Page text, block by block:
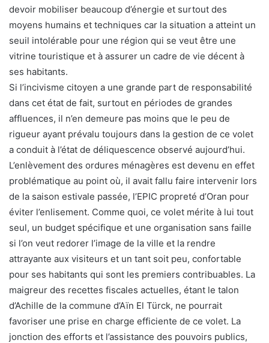
devoir mobiliser beaucoup d’énergie et surtout des
moyens humains et techniques car la situation a atteint un
seuil intolérable pour une région qui se veut être une
vitrine touristique et à assurer un cadre de vie décent à
ses habitants.
Si l’incivisme citoyen a une grande part de responsabilité
dans cet état de fait, surtout en périodes de grandes
affluences, il n’en demeure pas moins que le peu de
rigueur ayant prévalu toujours dans la gestion de ce volet
a conduit à l’état de déliquescence observé aujourd’hui.
L’enlèvement des ordures ménagères est devenu en effet
problématique au point où, il avait fallu faire intervenir lors
de la saison estivale passée, l’EPIC propreté d’Oran pour
éviter l’enlisement. Comme quoi, ce volet mérite à lui tout
seul, un budget spécifique et une organisation sans faille
si l’on veut redorer l’image de la ville et la rendre
attrayante aux visiteurs et un tant soit peu, confortable
pour ses habitants qui sont les premiers contribuables. La
maigreur des recettes fiscales actuelles, étant le talon
d’Achille de la commune d’Aïn El Türck, ne pourrait
favoriser une prise en charge efficiente de ce volet. La
jonction des efforts et l’assistance des pouvoirs publics,